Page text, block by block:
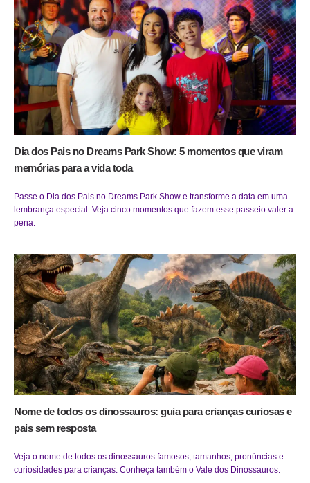
Dia dos Pais no Dreams Park Show: 5 momentos que viram
memórias para a vida toda
Passe o Dia dos Pais no Dreams Park Show e transforme a data em uma
lembrança especial. Veja cinco momentos que fazem esse passeio valer a
pena.
Nome de todos os dinossauros: guia para crianças curiosas e
pais sem resposta
Veja o nome de todos os dinossauros famosos, tamanhos, pronúncias e
curiosidades para crianças. Conheça também o Vale dos Dinossauros.